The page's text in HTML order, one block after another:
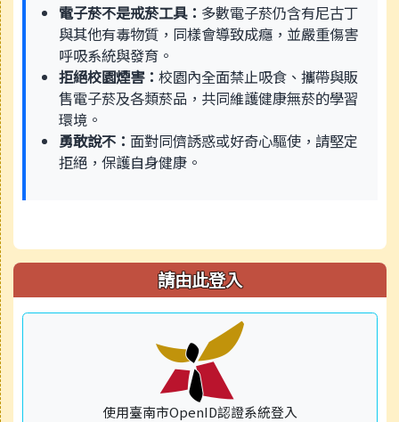
電子菸不是戒菸工具： 多數電子菸仍含有尼古丁
與其他有毒物質，同樣會導致成癮，並嚴重傷害
呼吸系統與發育。
拒絕校園煙害： 校園內全面禁止吸食、攜帶與販
售電子菸及各類菸品，共同維護健康無菸的學習
環境。
勇敢說不： 面對同儕誘惑或好奇心驅使，請堅定
拒絕，保護自身健康。
請由此登入
使用臺南市OpenID認證系統登入